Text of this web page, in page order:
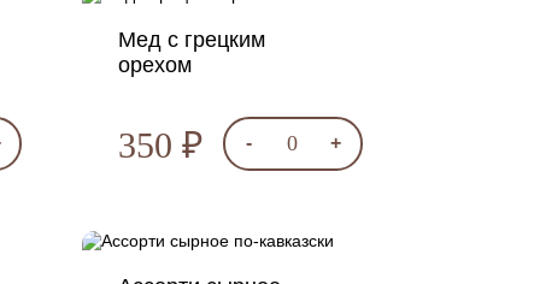
Мед с грецким
орехом
350 ₽ - 0 +